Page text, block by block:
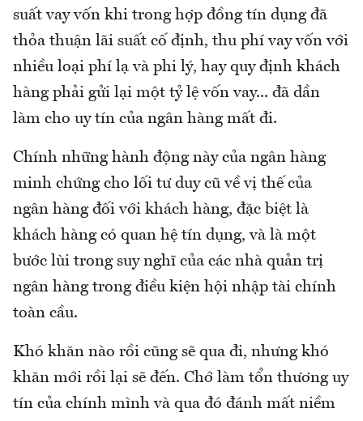
suất vay vốn khi trong hợp đồng tín dụng đã
thỏa thuận lãi suất cố định, thu phí vay vốn với
nhiều loại phí lạ và phi lý, hay quy định khách
hàng phải gửi lại một tỷ lệ vốn vay... đã dần
làm cho uy tín của ngân hàng mất đi.
Chính những hành động này của ngân hàng
minh chứng cho lối tư duy cũ về vị thế của
ngân hàng đối với khách hàng, đặc biệt là
khách hàng có quan hệ tín dụng, và là một
bước lùi trong suy nghĩ của các nhà quản trị
ngân hàng trong điều kiện hội nhập tài chính
toàn cầu.
Khó khăn nào rồi cũng sẽ qua đi, nhưng khó
khăn mới rồi lại sẽ đến. Chớ làm tổn thương uy
tín của chính mình và qua đó đánh mất niềm